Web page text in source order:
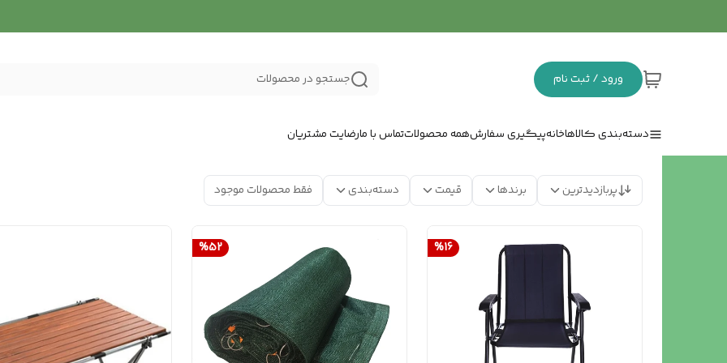
ورود / ثبت نام جستجو در محصولات
دسته‌بندی کالاهاخانهپیگیری سفارشهمه محصولاتتماس با مارضایت مشتریان
پربازدیدترین برندها قیمت دسته‌بندی فقط محصولات موجود
%16
%52